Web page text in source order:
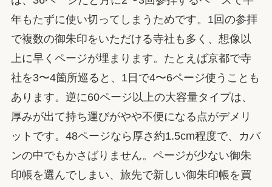
年もたずに使い切ってしまうためです。1回の参拝
で複数の御朱印をいただける寺社も多く、想像以
上に早くページが埋まります。たとえば京都で寺
社を3〜4箇所巡ると、1日で4〜6ページ使うことも
あります。逆に60ページ以上の大容量タイプは、
厚みが出て持ち運びがやや不便になる点がデメリ
ットです。48ページなら厚さ約1.5cm程度で、カバ
ンの中でもかさばりません。ページが少ない御朱
印帳を選んでしまい、旅先で新しい御朱印帳を買